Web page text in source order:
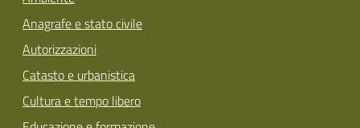
Anagrafe e stato civile
Autorizzazioni
Catasto e urbanistica
Cultura e tempo libero